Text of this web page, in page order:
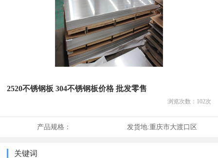
2520不锈钢板 304不锈钢板价格 批发零售
浏览次数： 102次
产品规格： 发货地:重庆市大渡口区
关键词